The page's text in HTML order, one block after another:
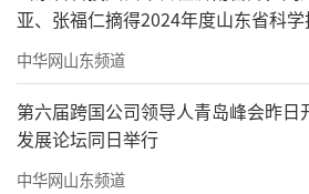
调整课时时长。原则上，将
课时时长缩减5分钟调整至
保障总时长不增加的前提下
定课时时间限制，将上午大
节课根据需要划分课节和时
亚、张福仁摘得2024年度山东省科学
奖最高奖！
中华网山东频道
第六届跨国公司领导人青岛峰会昨日
发展论坛同日举行
中华网山东频道